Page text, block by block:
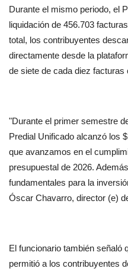
Durante el mismo periodo, el
liquidación de 456.703
total, los contribuyentes
directamente desde la
de siete de cada diez facturas
"Durante el primer semestre
Predial Unificado alcanzó los
que avanzamos en el
presupuestal de 2026.
fundamentales para la
Óscar Chavarro, director (e)
El funcionario también señaló
permitió a los contribuyentes